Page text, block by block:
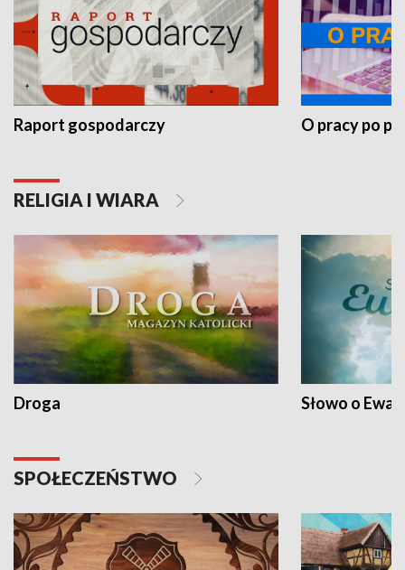
Raport gospodarczy O pracy po
RELIGIA I WIARA
Droga Słowo o
SPOŁECZEŃSTWO